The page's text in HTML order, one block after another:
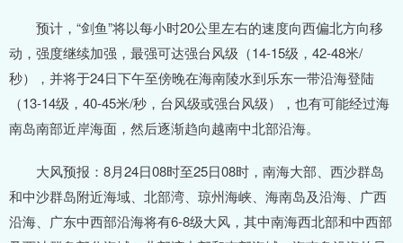
预计，“剑鱼”将以每小时20公里左右的速度向西偏北方向移
动，强度继续加强，最强可达强台风级（14-15级，42-48米/
秒），并将于24日下午至傍晚在海南陵水到乐东一带沿海登陆
（13-14级，40-45米/秒，台风级或强台风级），也有可能经过海
南岛南部近岸海面，然后逐渐趋向越南中北部沿海。
大风预报：8月24日08时至25日08时，南海大部、西沙群岛
和中沙群岛附近海域、北部湾、琼州海峡、海南岛及沿海、广西
沿海、广东中西部沿海将有6-8级大风，其中南海西北部和中西部